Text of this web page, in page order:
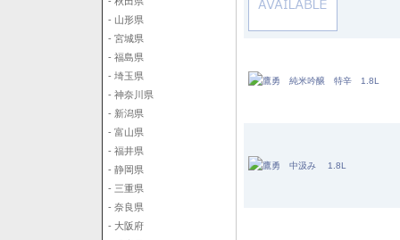
- 山形県
- 宮城県
- 福島県
- 埼玉県
- 神奈川県
- 新潟県
- 富山県
- 福井県
- 静岡県
- 三重県
- 奈良県
- 大阪府